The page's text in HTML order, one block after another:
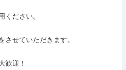
ください。
させていただきます。
歓迎！